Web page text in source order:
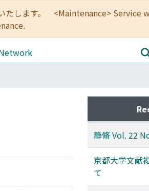
たします。 <Maintenance> Service
静脩 Vol. 22
京都大学文献
て